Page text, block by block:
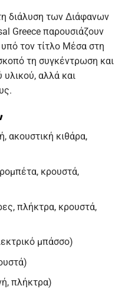
διάλυση των Διάφανων
Greece παρουσιάζουν
τον τίτλο Μέσα στη
τη συγκέντρωση και
αλλά και
ακουστική κιθάρα,
κρουστά,
πλήκτρα, κρουστά,
μπάσσο)
πλήκτρα)